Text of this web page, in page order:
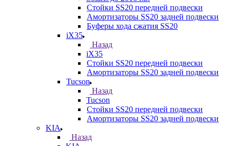
Стойки SS20 передней подвески
Амортизаторы SS20 задней подвески
Буферы хода сжатия SS20
iX35
Назад
iX35
Стойки SS20 передней подвески
Амортизаторы SS20 задней подвески
Tucson
Назад
Tucson
Стойки SS20 передней подвески
Амортизаторы SS20 задней подвески
KIA
Назад